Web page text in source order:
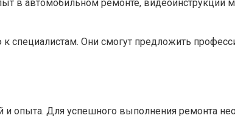
в автомобильном ремонте, видеоинструкции
специалистам. Они смогут предложить
Для успешного выполнения ремонта